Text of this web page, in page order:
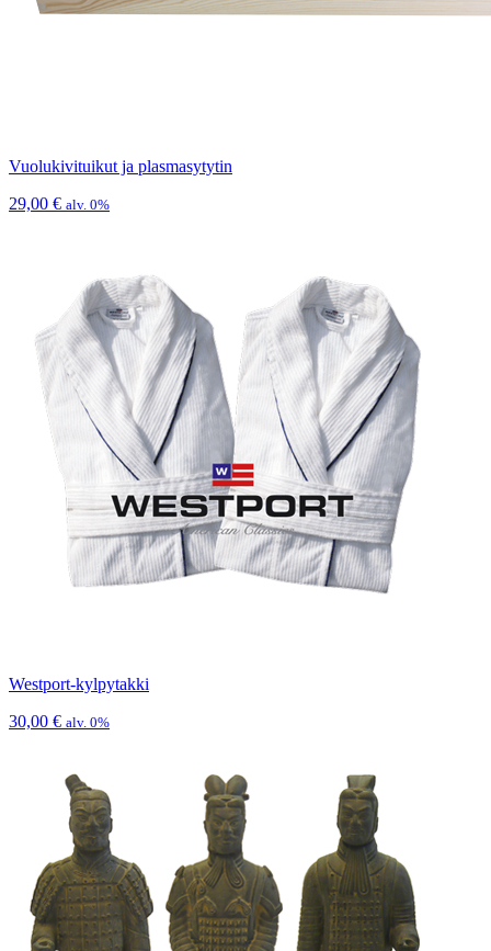
Vuolukivituikut ja plasmasytytin
29,00 € alv. 0%
Westport-kylpytakki
30,00 € alv. 0%